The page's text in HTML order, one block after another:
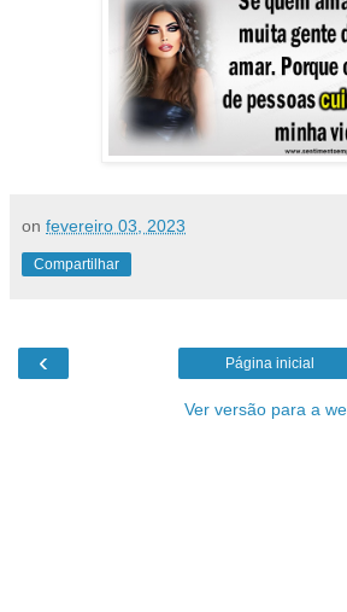
on fevereiro 03, 2023
Compartilhar
‹ Página inicial
Ver versão para a